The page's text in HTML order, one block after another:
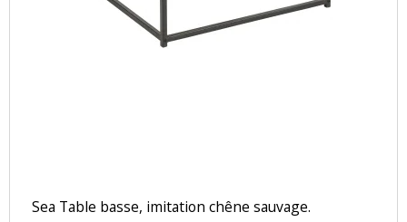
Sea Table basse, imitation chêne sauvage.